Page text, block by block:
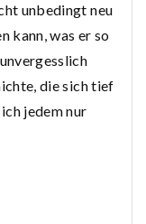
unbedingt neu
kann, was er so
die sich tief
jedem nur